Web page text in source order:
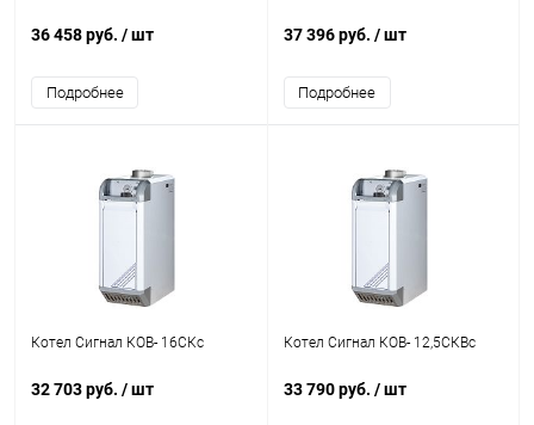
36 458 руб. / шт
Подробнее
37 396 руб. / шт
Подробнее
Котел Сигнал КОВ- 16СКс
32 703 руб. / шт
Котел Сигнал КОВ- 12,5СКВс
33 790 руб. / шт